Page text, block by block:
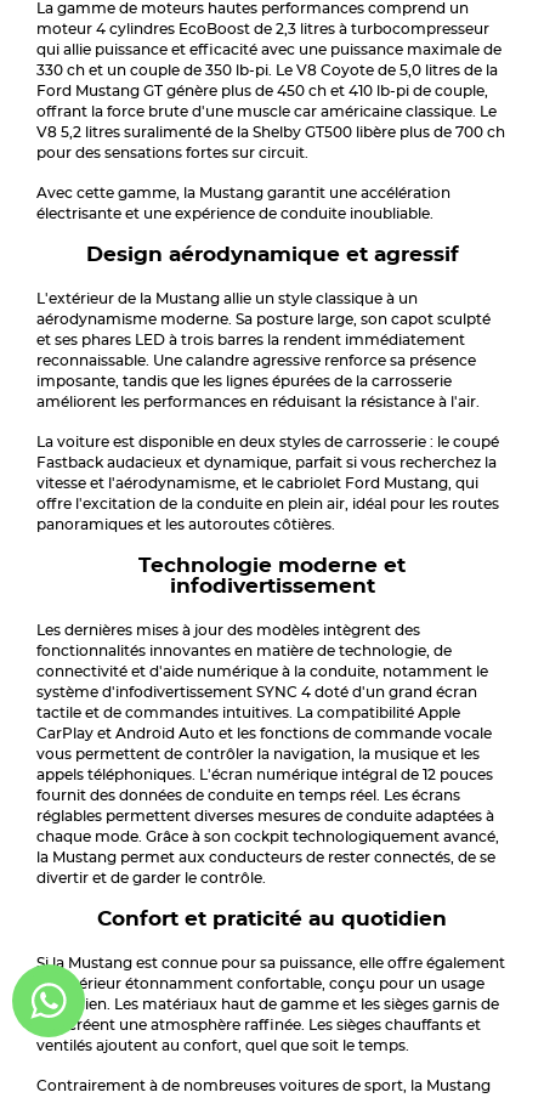
La gamme de moteurs hautes performances comprend un
moteur 4 cylindres EcoBoost de 2,3 litres à turbocompresseur
qui allie puissance et efficacité avec une puissance maximale de
330 ch et un couple de 350 lb-pi. Le V8 Coyote de 5,0 litres de la
Ford Mustang GT génère plus de 450 ch et 410 lb-pi de couple,
offrant la force brute d'une muscle car américaine classique. Le
V8 5,2 litres suralimenté de la Shelby GT500 libère plus de 700 ch
pour des sensations fortes sur circuit.
Avec cette gamme, la Mustang garantit une accélération
électrisante et une expérience de conduite inoubliable.
Design aérodynamique et agressif
L'extérieur de la Mustang allie un style classique à un
aérodynamisme moderne. Sa posture large, son capot sculpté
et ses phares LED à trois barres la rendent immédiatement
reconnaissable. Une calandre agressive renforce sa présence
imposante, tandis que les lignes épurées de la carrosserie
améliorent les performances en réduisant la résistance à l'air.
La voiture est disponible en deux styles de carrosserie : le coupé
Fastback audacieux et dynamique, parfait si vous recherchez la
vitesse et l'aérodynamisme, et le cabriolet Ford Mustang, qui
offre l'excitation de la conduite en plein air, idéal pour les routes
panoramiques et les autoroutes côtières.
Technologie moderne et
infodivertissement
Les dernières mises à jour des modèles intègrent des
fonctionnalités innovantes en matière de technologie, de
connectivité et d'aide numérique à la conduite, notamment le
système d'infodivertissement SYNC 4 doté d'un grand écran
tactile et de commandes intuitives. La compatibilité Apple
CarPlay et Android Auto et les fonctions de commande vocale
vous permettent de contrôler la navigation, la musique et les
appels téléphoniques. L'écran numérique intégral de 12 pouces
fournit des données de conduite en temps réel. Les écrans
réglables permettent diverses mesures de conduite adaptées à
chaque mode. Grâce à son cockpit technologiquement avancé,
la Mustang permet aux conducteurs de rester connectés, de se
divertir et de garder le contrôle.
Confort et praticité au quotidien
Si la Mustang est connue pour sa puissance, elle offre également
un intérieur étonnamment confortable, conçu pour un usage
quotidien. Les matériaux haut de gamme et les sièges garnis de
cuir créent une atmosphère raffinée. Les sièges chauffants et
ventilés ajoutent au confort, quel que soit le temps.
Contrairement à de nombreuses voitures de sport, la Mustang